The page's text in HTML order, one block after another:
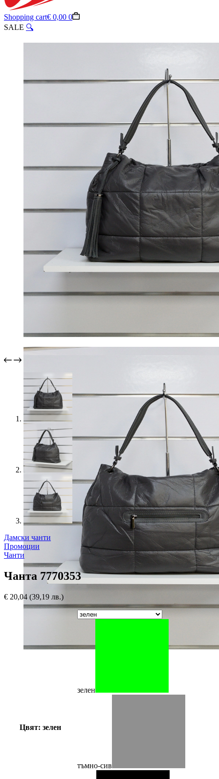
Shopping cart€ 0,00 0
SALE 🔍
Дамски чанти
Промоции
Чанти
Чанта 7770353
€ 20,04 (39,19 лв.)
Цвят: зелен
зелен
тъмно-сив